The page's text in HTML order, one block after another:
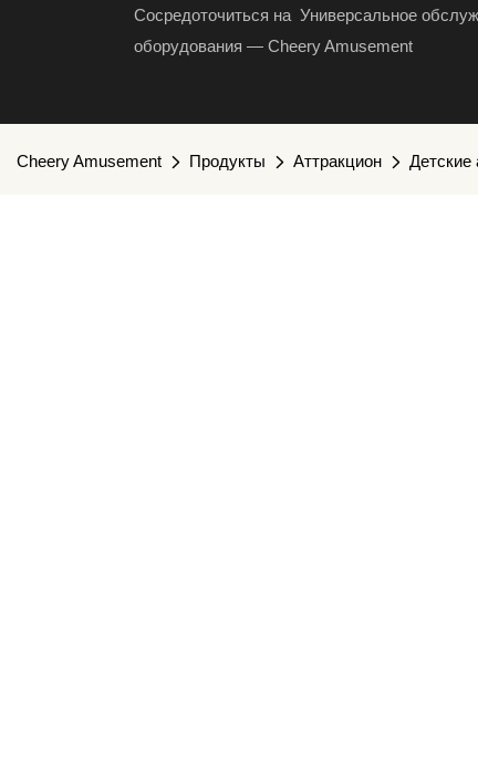
Сосредоточиться на Универсальное
оборудования — Cheery Amusement
Cheery Amusement Продукты Аттракцион Детские